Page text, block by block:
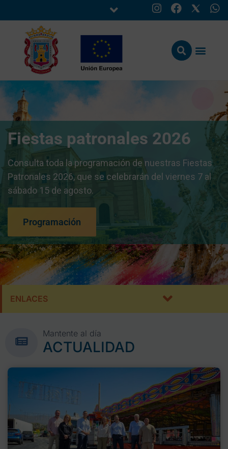
Fiestas patronales 2026
Consulta toda la programación de nuestras Fiestas
Patronales 2026, que se celebrarán del viernes 7 al
sábado 15 de agosto.
Programación
ENLACES
Mantente al día
ACTUALIDAD